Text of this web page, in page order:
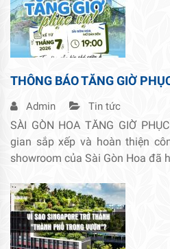
THÔNG BÁO TĂNG GIỜ
Admin Tin tức
SÀI GÒN HOA TĂNG GIỜ
gian sắp xếp và hoàn thiện
showroom của Sài Gòn Hoa đã